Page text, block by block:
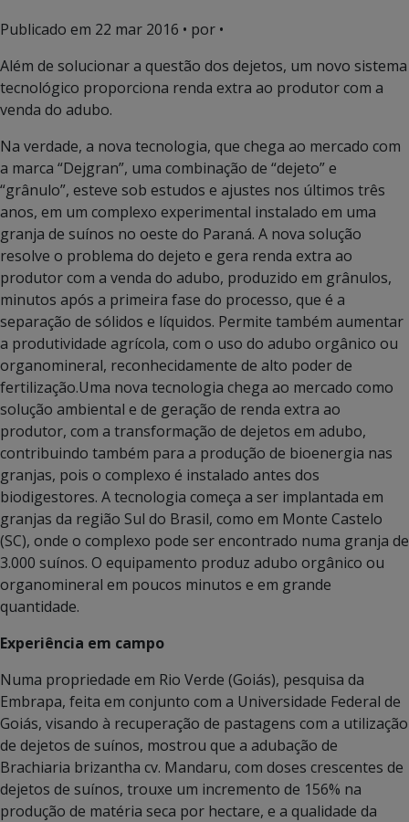
Publicado em 22 mar 2016 • por •
Além de solucionar a questão dos dejetos, um novo sistema
tecnológico proporciona renda extra ao produtor com a
venda do adubo.
Na verdade, a nova tecnologia, que chega ao mercado com
a marca “Dejgran”, uma combinação de “dejeto” e
“grânulo”, esteve sob estudos e ajustes nos últimos três
anos, em um complexo experimental instalado em uma
granja de suínos no oeste do Paraná. A nova solução
resolve o problema do dejeto e gera renda extra ao
produtor com a venda do adubo, produzido em grânulos,
minutos após a primeira fase do processo, que é a
separação de sólidos e líquidos. Permite também aumentar
a produtividade agrícola, com o uso do adubo orgânico ou
organomineral, reconhecidamente de alto poder de
fertilização.Uma nova tecnologia chega ao mercado como
solução ambiental e de geração de renda extra ao
produtor, com a transformação de dejetos em adubo,
contribuindo também para a produção de bioenergia nas
granjas, pois o complexo é instalado antes dos
biodigestores. A tecnologia começa a ser implantada em
granjas da região Sul do Brasil, como em Monte Castelo
(SC), onde o complexo pode ser encontrado numa granja de
3.000 suínos. O equipamento produz adubo orgânico ou
organomineral em poucos minutos e em grande
quantidade.
Experiência em campo
Numa propriedade em Rio Verde (Goiás), pesquisa da
Embrapa, feita em conjunto com a Universidade Federal de
Goiás, visando à recuperação de pastagens com a utilização
de dejetos de suínos, mostrou que a adubação de
Brachiaria brizantha cv. Mandaru, com doses crescentes de
dejetos de suínos, trouxe um incremento de 156% na
produção de matéria seca por hectare, e a qualidade da